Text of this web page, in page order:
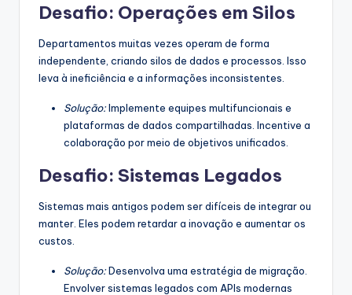
Desafio: Operações em Silos
Departamentos muitas vezes operam de forma
independente, criando silos de dados e processos. Isso
leva à ineficiência e a informações inconsistentes.
Solução:Implemente equipes multifuncionais e
plataformas de dados compartilhadas. Incentive a
colaboração por meio de objetivos unificados.
Desafio: Sistemas Legados
Sistemas mais antigos podem ser difíceis de integrar ou
manter. Eles podem retardar a inovação e aumentar os
custos.
Solução:Desenvolva uma estratégia de migração.
Envolver sistemas legados com APIs modernas